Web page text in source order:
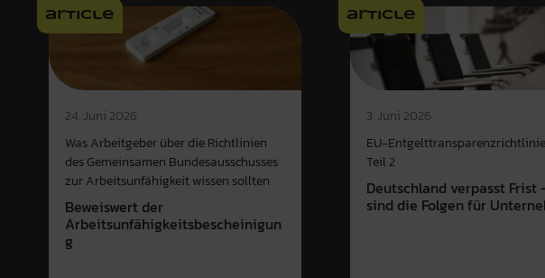
article
24. Juni 2026
Was Arbeitgeber über die Richtlinien
des Gemeinsamen Bundesausschusses
zur Arbeitsunfähigkeit wissen sollten
Beweiswert der
Arbeitsunfähigkeitsbescheinigun
g
article
3. Juni 2026
EU-
Teil 2
Deutschland verpasst Frist
sind die Folgen für